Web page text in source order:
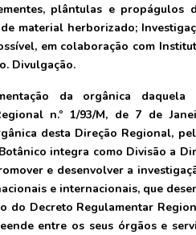
plântulas e propágulos
material herborizado;
em colaboração com
Divulgação.
da orgânica daquela
n.º 1/93/M, de 7 de
desta Direção Regional,
integra como Divisão a
e desenvolver a
e internacionais, que
do Decreto Regulamentar
entre os seus órgãos e